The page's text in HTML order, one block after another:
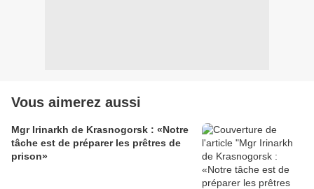
Vous aimerez aussi
Mgr Irinarkh de Krasnogorsk : «Notre
tâche est de préparer les prêtres de
prison»